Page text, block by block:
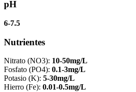
pH
6-7.5
Nutrientes
Nitrato (NO3): 10-50mg/L
Fosfato (PO4): 0.1-3mg/L
Potasio (K): 5-30mg/L
Hierro (Fe): 0.01-0.5mg/L